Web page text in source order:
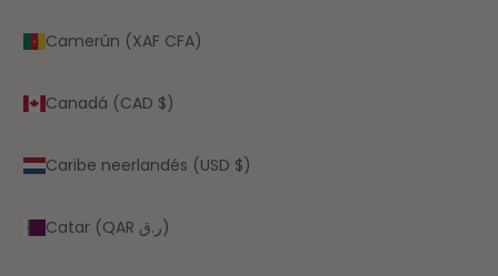
Camerún (XAF CFA)
Canadá (CAD $)
Caribe neerlandés (USD $)
Catar (QAR ر.ق)